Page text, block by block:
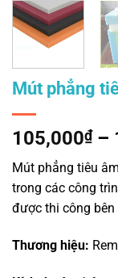
Mút phẳng
105,000₫ –
Mút phẳng tiêu
trong các công
được thi công
Thương hiệu: